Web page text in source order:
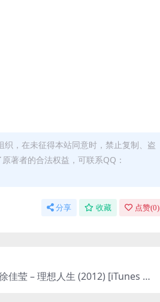
，在未征得本站同意时，禁止复制、盗
著者的合法权益，可联系QQ：
分享 收藏 点赞(0)
佳莹 – 理想人生 (2012) [iTunes Pl